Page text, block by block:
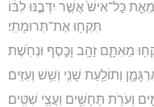
כָּל־אִישׁ֙ אֲשֶׁ֣ר יִדְּבֶ֣נּוּ לִבּ֔וֹ
תִּקְח֖וּ אֶת־תְּרוּמָתִֽי׃
מֵאִתָּ֑ם זָהָ֥ב וָכֶ֖סֶף וּנְחֹֽשֶׁת׃
וְתוֹלַ֥עַת שָׁנִ֖י וְשֵׁ֥שׁ וְעִזִּֽים׃
וְעֹרֹ֥ת תְּחָשִׁ֖ים וַעֲצֵ֥י שִׁטִּֽים׃